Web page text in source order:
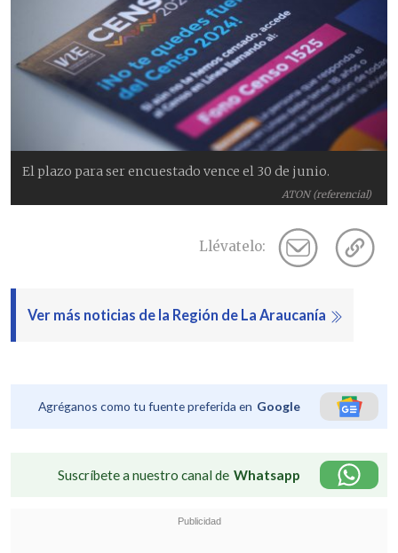
ATON (referencial)
El plazo para ser encuestado vence el 30 de junio.
Llévatelo:
Ver más noticias de la Región de La Araucanía
Agréganos como tu fuente preferida en Google
Suscríbete a nuestro canal de Whatsapp